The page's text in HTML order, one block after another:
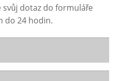
svůj dotaz do formuláře
do 24 hodin.